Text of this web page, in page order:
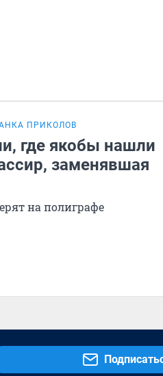
ПРИКОЛОВ
где якобы нашли
заменявшая
на полиграфе